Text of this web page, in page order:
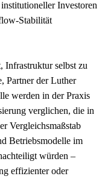
Investoren
Stabilität
Infrastruktur selbst zu
Partner der Luther
werden in der Praxis
verglichen, die in
Vergleichsmaßstab
Betriebsmodelle im
würden –
effizienter oder